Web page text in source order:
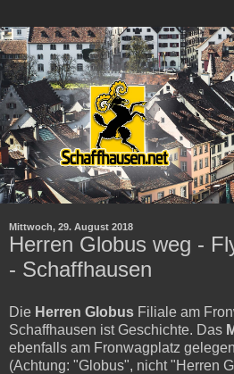
Mittwoch, 29. August 2018
Herren Globus weg -
- Schaffhausen
Die Herren Globus Filiale am
Schaffhausen ist Geschichte. Das
ebenfalls am Fronwagplatz
(Achtung: "Globus", nicht "Herren